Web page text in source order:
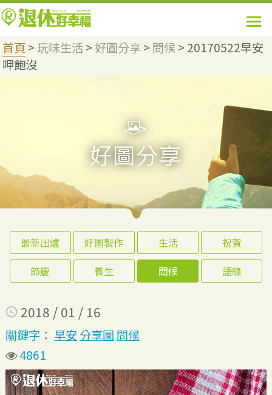
首頁 > 玩味生活> 好圖分享 > 問候 > 20170522早安
呷飽沒
最新出爐 好圖製作 生活
祝賀
節慶
養生 問候 語錄
2018 / 01 / 16
關鍵字： 早安 分享圖 問候
4861